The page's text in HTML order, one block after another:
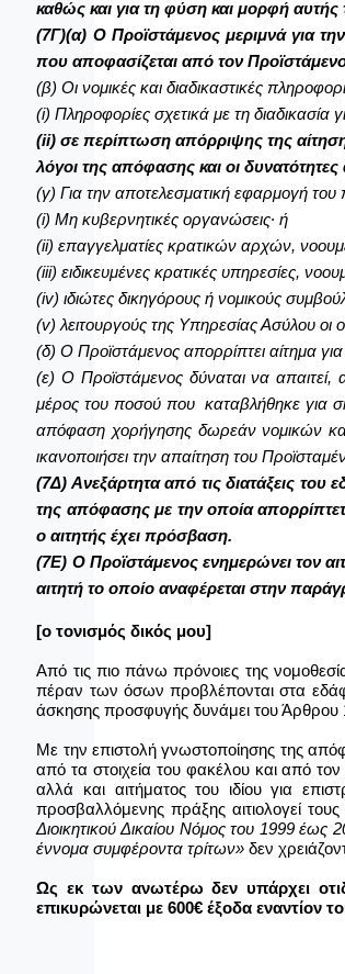
καθώς και για τη φύση και μορφή
(7Γ)(α) Ο Προϊστάμενος μεριμνά για
που αποφασίζεται από τον
(β) Οι νομικές και διαδικαστικές
(i) Πληροφορίες σχετικά με τη διαδικασία
(ii)σε περίπτωση απόρριψης της
λόγοι της απόφασης και οι
(γ) Για την αποτελεσματική εφαρμογή
(i) Μη κυβερνητικές οργανώσεις∙ ή
(ii) επαγγελματίες κρατικών αρχών,
(iii) ειδικευμένες κρατικές υπηρεσίες,
(iv) ιδιώτες δικηγόρους ή νομικούς
(v) λειτουργούς της Υπηρεσίας Ασύλου οι
(δ) Ο Προϊστάμενος απορρίπτει αίτημα
(ε) Ο Προϊστάμενος δύναται να απαιτεί,
μέρος του ποσού που καταβλήθηκε για
απόφαση χορήγησης δωρεάν νομικών
ικανοποιήσει την απαίτηση του
(7Δ) Ανεξάρτητα από τις διατάξεις
της απόφασης με την οποία
ο αιτητής έχει πρόσβαση.
(7Ε) Ο Προϊστάμενος ενημερώνει τον
αιτητή το οποίο αναφέρεται στην
[ο τονισμός δικός μου]
Από τις πιο πάνω πρόνοιες της
πέραν των όσων προβλέπονται στα
άσκησης προσφυγής δυνάμει του Άρθρου
Με την επιστολή γνωστοποίησης της
από τα στοιχεία του φακέλου και από
αλλά και αιτήματος του ιδίου για
προσβαλλόμενης πράξης αιτιολογεί
Διοικητικού Δικαίου Νόμος του 1999έως
έννομα συμφέροντα τρίτων» δεν
Ως εκ των ανωτέρω δεν υπάρχει
επικυρώνεται με 600€ έξοδα εναντίον